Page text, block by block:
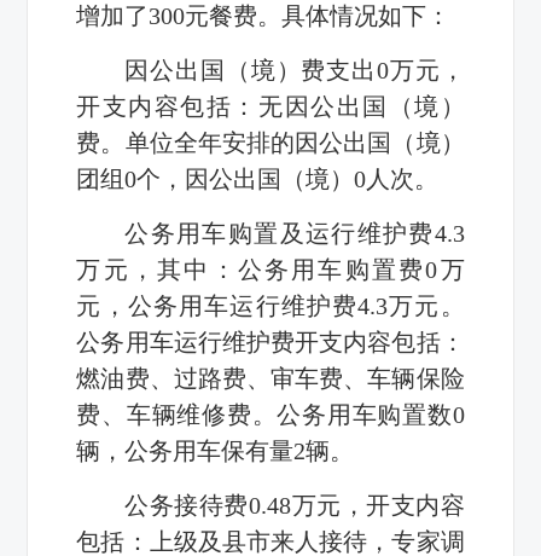
增加了300元餐费。具体情况如下：
因公出国（境）费支出0万元，
开支内容包括：无因公出国（境）
费。单位全年安排的因公出国（境）
团组0个，因公出国（境）0人次。
公务用车购置及运行维护费4.3
万元，其中：公务用车购置费0万
元，公务用车运行维护费4.3万元。
公务用车运行维护费开支内容包括：
燃油费、过路费、审车费、车辆保险
费、车辆维修费。公务用车购置数0
辆，公务用车保有量2辆。
公务接待费0.48万元，开支内容
包括：上级及县市来人接待，专家调